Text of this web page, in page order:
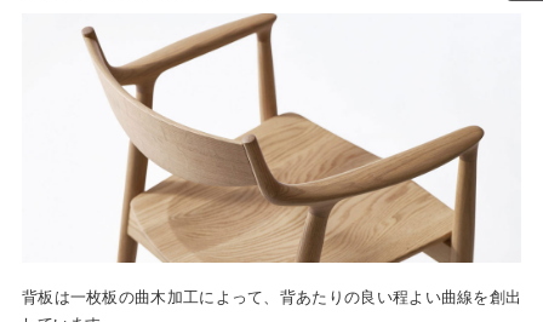
背板は一枚板の曲木加工によって、背あたりの良い程よい曲線を創出